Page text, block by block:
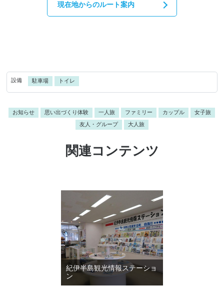
現在地からのルート案内
設備 駐車場 トイレ
お知らせ 思い出づくり体験 一人旅 ファミリー カップル 女子旅
友人・グループ 大人旅
関連コンテンツ
紀伊半島観光情報ステーショ
ン